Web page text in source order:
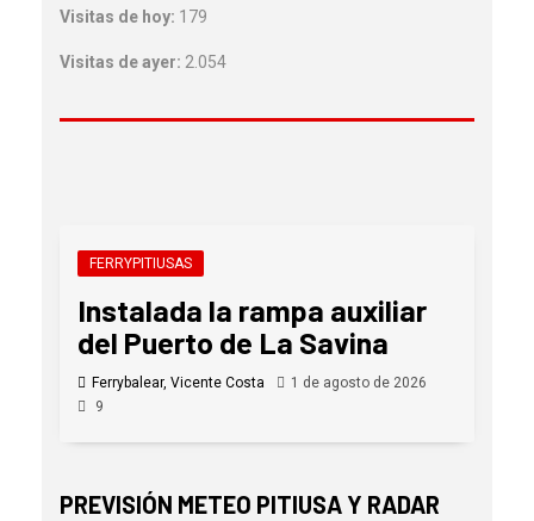
Visitas de hoy: 179
Visitas de ayer: 2.054
FERRYPITIUSAS
Instalada la rampa auxiliar
del Puerto de La Savina
Ferrybalear, Vicente Costa
1 de agosto de 2026
9
PREVISIÓN METEO PITIUSA Y RADAR